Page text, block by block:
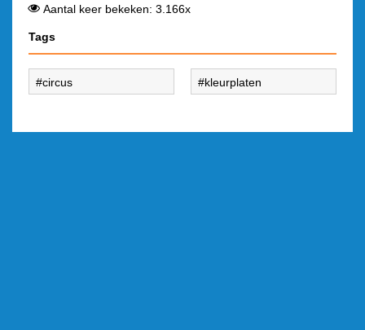
Aantal keer bekeken: 3.166x
Tags
circus kleurplaten